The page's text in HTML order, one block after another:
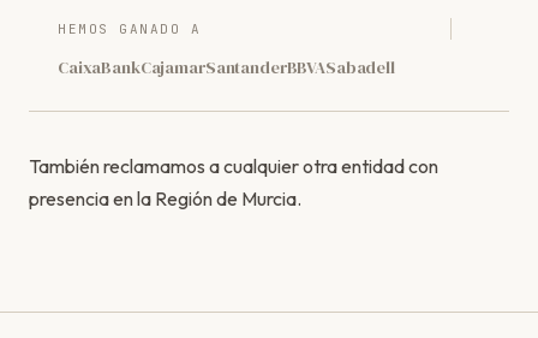
HEMOS GANADO A
CaixaBankCajamarSantanderBBVASabadell
También reclamamos a cualquier otra entidad con
presencia en la Región de Murcia.